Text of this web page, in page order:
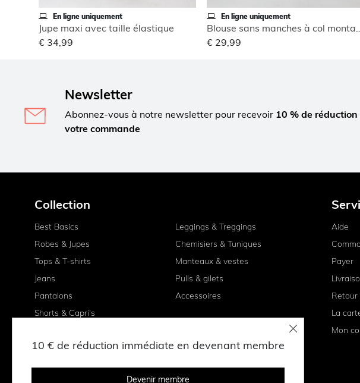
En ligne uniquement
Jupe maxi avec taille élastique
€ 34,99
En ligne uniquement
Blouse sans
€ 29,99
Newsletter
Abonnez-vous à notre newsletter pour recevoir 10 % de réduction
votre commande
Collection
Best Basics
Robes & Jupes
Tops & T-shirts
Jeans
Pantalons
Shorts & Capri's
Leggings & Treggings
Chemisiers & Tuniques
Manteaux & vestes
Pulls & gilets
Accessoires
Aide
Payer
Retour
La
Mon
10 € de réduction immédiate en devenant membre
Devenir membre